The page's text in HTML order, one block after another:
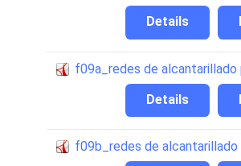
Details
f09a_redes de alcantarillado
Details
f09b_redes de alcantarillado